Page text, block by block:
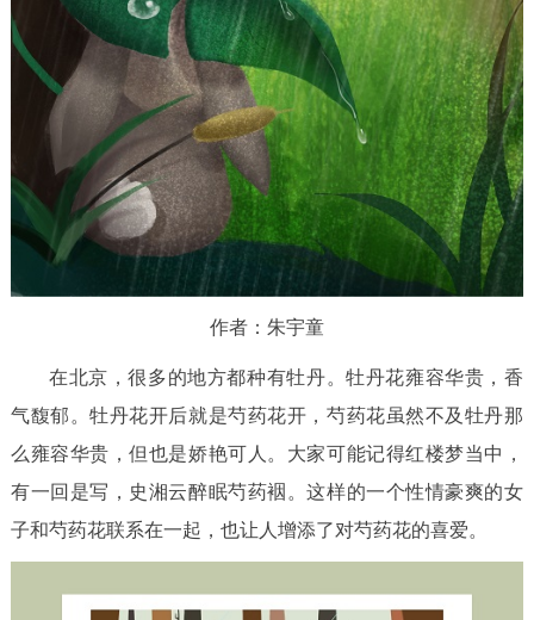
作者：朱宇童
在北京，很多的地方都种有牡丹。牡丹花雍容华贵，香
气馥郁。牡丹花开后就是芍药花开，芍药花虽然不及牡丹那
么雍容华贵，但也是娇艳可人。大家可能记得红楼梦当中，
有一回是写，史湘云醉眠芍药裀。这样的一个性情豪爽的女
子和芍药花联系在一起，也让人增添了对芍药花的喜爱。